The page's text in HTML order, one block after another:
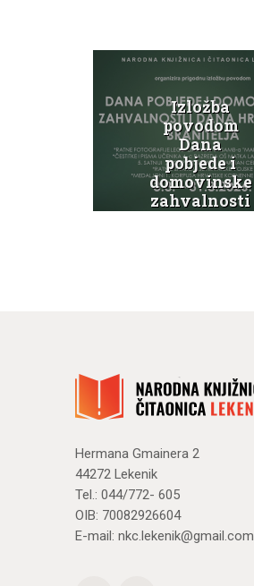
Izložba
povodom
Dana
pobjede i
domovinske
zahvalnosti
Hermana Gmainera 2
44272 Lekenik
Tel.: 044/772- 605
OIB: 70082926604
E-mail: nkc.lekenik@gmail.com